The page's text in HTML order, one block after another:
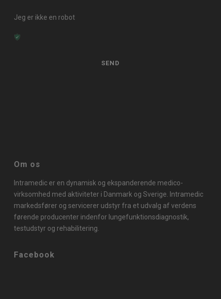
Jeg er ikke en robot
Om os
Intramedic er en dynamisk og ekspanderende medico-
virksomhed med aktiviteter i Danmark og Sverige. Intramedic
markedsfører og servicerer udstyr fra et udvalg af verdens
førende producenter indenfor lungefunktionsdiagnostik,
testudstyr og rehabilitering.
Facebook